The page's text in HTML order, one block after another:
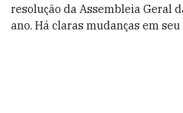
resolução da Assembleia Geral
ano. Há claras mudanças em